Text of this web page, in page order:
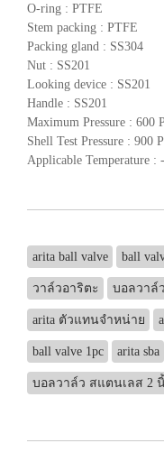
O-ring : PTFE
Stem packing : PTFE
Packing gland : SS304
Nut : SS201
Looking device : SS201
Handle : SS201
Maximum Pressure : 600
Shell Test Pressure : 900
Applicable Temperature :
arita ball valve ball
วาล์วอาริตะ บอลวาล์
arita ตัวแทนจำหน่าย
ball valve 1pc arita sba
บอลวาล์ว สแตนเลส 2